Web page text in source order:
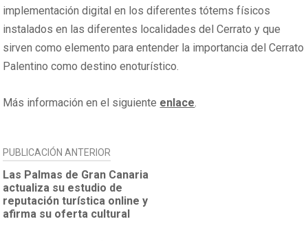
implementación digital en los diferentes tótems físicos
instalados en las diferentes localidades del Cerrato y que
sirven como elemento para entender la importancia del Cerrato
Palentino como destino enoturístico.
Más información en el siguiente enlace.
NAVEGACIÓN
DE
ENTRADAS
PUBLICACIÓN ANTERIOR
Las Palmas de Gran Canaria
actualiza su estudio de
reputación turística online y
afirma su oferta cultural